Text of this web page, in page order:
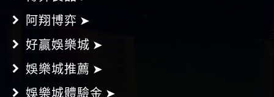
好贏娛樂城 ➤
娛樂城推薦 ➤
娛樂城體驗金 ➤
娛樂城優惠 ➤